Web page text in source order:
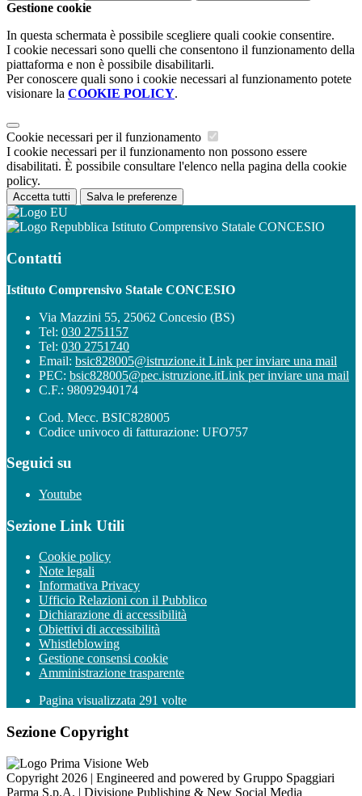
Gestione cookie
In questa schermata è possibile scegliere quali cookie consentire.
I cookie necessari sono quelli che consentono il funzionamento della
piattaforma e non è possibile disabilitarli.
Per conoscere quali sono i cookie necessari al funzionamento potete
visionare la COOKIE POLICY.
Cookie necessari per il funzionamento
I cookie necessari per il funzionamento non possono essere
disabilitati. È possibile consultare l'elenco nella pagina della cookie
policy.
Accetta tutti Salva le preferenze
Istituto Comprensivo Statale CONCESIO
Contatti
Istituto Comprensivo Statale CONCESIO
Via Mazzini 55, 25062 Concesio (BS)
Tel: 030 2751157
Tel: 030 2751740
Email: bsic828005@istruzione.it Link per inviare una mail
PEC: bsic828005@pec.istruzione.itLink per inviare una mail
C.F.: 98092940174
Cod. Mecc. BSIC828005
Codice univoco di fatturazione: UFO757
Seguici su
Youtube
Sezione Link Utili
Cookie policy
Note legali
Informativa Privacy
Ufficio Relazioni con il Pubblico
Dichiarazione di accessibilità
Obiettivi di accessibilità
Whistleblowing
Gestione consensi cookie
Amministrazione trasparente
Pagina visualizzata 291 volte
Sezione Copyright
Copyright 2026 | Engineered and powered by Gruppo Spaggiari
Parma S.p.A. | Divisione Publishing & New Social Media